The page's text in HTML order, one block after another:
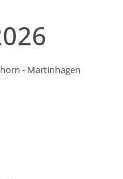
- Martinhagen